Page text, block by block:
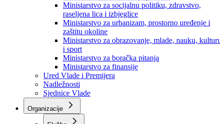
Ministarstvo za privredu
Ministarstvo za pravosuđe, upravu i radne odnose
Ministarstvo za unutrašnje poslove
Ministarstvo za socijalnu politiku, zdravstvo,
raseljena lica i izbjeglice
Ministarstvo za urbanizam, prostorno uređenje i
zaštitu okoline
Ministarstvo za obrazovanje, mlade, nauku,
i sport
Ministarstvo za boračka pitanja
Ministarstvo za finansije
Ured Vlade i Premijera
Nadležnosti
Sjednice Vlade